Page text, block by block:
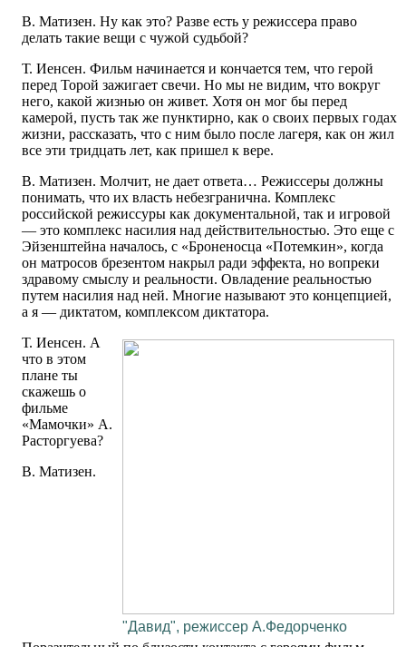
В. Матизен. Ну как это? Разве есть у режиссера право
делать такие вещи с чужой судьбой?
Т. Иенсен. Фильм начинается и кончается тем, что герой
перед Торой зажигает свечи. Но мы не видим, что вокруг
него, какой жизнью он живет. Хотя он мог бы перед
камерой, пусть так же пунктирно, как о своих первых годах
жизни, рассказать, что с ним было после лагеря, как он жил
все эти тридцать лет, как пришел к вере.
В. Матизен. Молчит, не дает ответа… Режиссеры должны
понимать, что их власть небезгранична. Комплекс
российской режиссуры как документальной, так и игровой
— это комплекс насилия над действительностью. Это еще с
Эйзенштейна началось, с «Броненосца «Потемкин», когда
он матросов брезентом накрыл ради эффекта, но вопреки
здравому смыслу и реальности. Овладение реальностью
путем насилия над ней. Многие называют это концепцией,
а я — диктатом, комплексом диктатора.
"Давид", режиссер А.Федорченко
Т. Иенсен. А
что в этом
плане ты
скажешь о
фильме
«Мамочки» А.
Расторгуева?
В. Матизен.